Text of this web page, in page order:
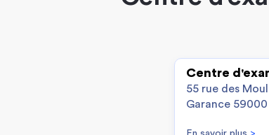
Centre
55 rue des
Garance 59000